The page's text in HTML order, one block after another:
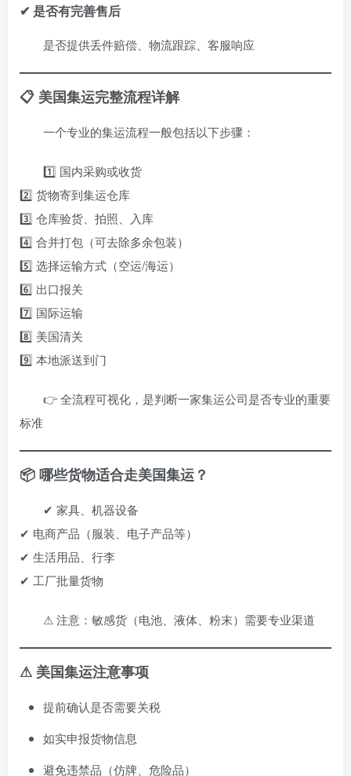
✔ 是否有完善售后
是否提供丢件赔偿、物流跟踪、客服响应
📋 美国集运完整流程详解
一个专业的集运流程一般包括以下步骤：
1️⃣ 国内采购或收货
2️⃣ 货物寄到集运仓库
3️⃣ 仓库验货、拍照、入库
4️⃣ 合并打包（可去除多余包装）
5️⃣ 选择运输方式（空运/海运）
6️⃣ 出口报关
7️⃣ 国际运输
8️⃣ 美国清关
9️⃣ 本地派送到门
👉 全流程可视化，是判断一家集运公司是否专业的重要
标准
📦 哪些货物适合走美国集运？
✔ 家具、机器设备
✔ 电商产品（服装、电子产品等）
✔ 生活用品、行李
✔ 工厂批量货物
⚠ 注意：敏感货（电池、液体、粉末）需要专业渠道
⚠ 美国集运注意事项
提前确认是否需要关税
如实申报货物信息
避免违禁品（仿牌、危险品）